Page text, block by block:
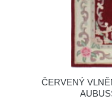
ČERVENÝ